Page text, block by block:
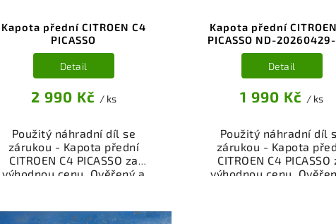
Kapota přední CITROEN C4
PICASSO
2 990 Kč / ks
Detail
Použitý náhradní díl se
zárukou - Kapota přední
CITROEN C4 PICASSO za
výhodnou cenu. Ověřený a
váš vůz. Ověřený a funkční
Kapota přední
PICASSO ND-
1 990 Kč / ks
Detail
Použitý náhradní díl
zárukou - Kapota
CITROEN C4 PICASSO
výhodnou cenu.